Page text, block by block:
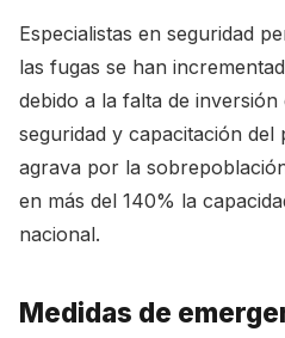
Especialistas en seguridad
las fugas se han
debido a la falta de
seguridad y capacitación del
agrava por la
en más del 140% la
nacional.
Medidas de